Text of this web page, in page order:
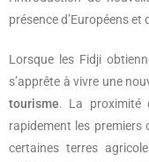
présence d’Européens
Lorsque les Fidji
s’apprête à vivre une
tourisme. La proximité
rapidement les premiers
certaines terres